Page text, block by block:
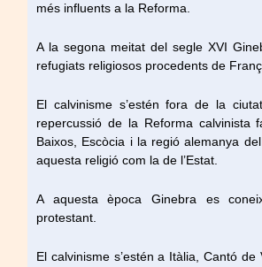
més influents a la Reforma.
A la segona meitat del segle XVI
refugiats religiosos procedents de
El calvinisme s’estén fora de la
repercussió de la Reforma calvinista
Baixos, Escòcia i la regió alemanya
aquesta religió com la de l’Estat.
A aquesta època Ginebra es
protestant.
El calvinisme s’estén a Itàlia, Cantó de